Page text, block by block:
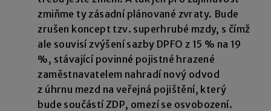
zmiňme ty zásadní plánované zvraty. Bude
zrušen koncept tzv. superhrubé mzdy, s čímž
ale souvisí zvýšení sazby DPFO z 15 % na 19
%, stávající povinné pojistné hrazené
zaměstnavatelem nahradí nový odvod
z úhrnu mezd na veřejná pojištění, který
bude součástí ZDP, omezí se osvobození.